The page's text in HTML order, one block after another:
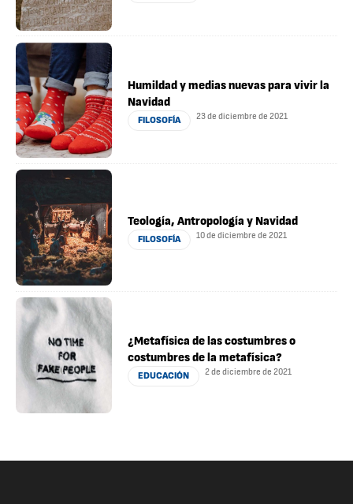
Humildad y medias nuevas para vivir la
Navidad
FILOSOFÍA 23 de diciembre de 2021
Teología, Antropología y Navidad
FILOSOFÍA 10 de diciembre de 2021
¿Metafísica de las costumbres o
costumbres de la metafísica?
EDUCACIÓN 2 de diciembre de 2021